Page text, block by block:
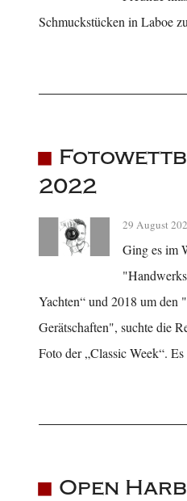
Schmuckstücken in Laboe
2022
29 August
Ging es im
Yachten“ und 2018 um den
Gerätschaften", suchte die
Foto der „Classic Week“.
Open